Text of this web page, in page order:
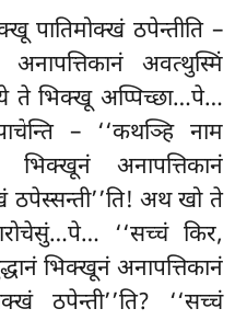
पातिमोक्खं ठपेन्तीति –
अवत्थुस्मिं
ते भिक्खू अप्पिच्छा…पे…
– ‘‘कथञ्हि नाम
भिक्खूनं अनापत्तिकानं
ठपेस्सन्ती’’ति! अथ खो ते
‘‘सच्चं किर,
भिक्खूनं अनापत्तिकानं
ठपेन्ती’’ति? ‘‘सच्चं